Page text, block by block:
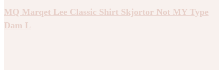
MQ Marqet Lee Classic Shirt Skjortor Not MY Type
Dam L